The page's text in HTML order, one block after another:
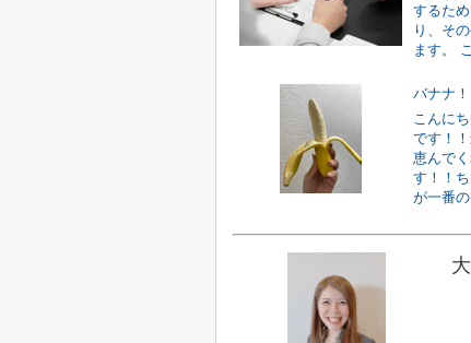
するた
り、そ
ます。
バナナ
こんに
です！
恵んで
す！！
が一番